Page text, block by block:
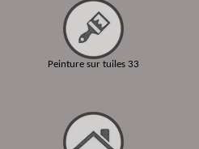
Peinture sur tuiles 33